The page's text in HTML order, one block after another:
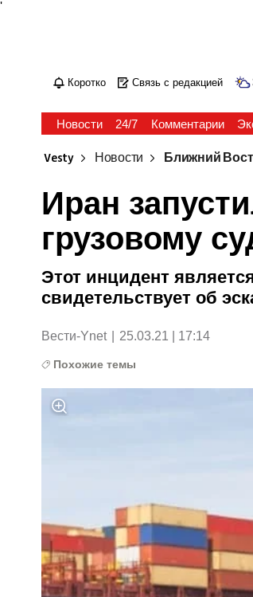
'
Коротко Связь с редакцией
Новости 24/7 Комментарии
Vesty Новости Ближний
Иран
грузовому
Этот инцидент
свидетельствует об
Вести-Ynet 25.03.21 | 17:14
Похожие темы